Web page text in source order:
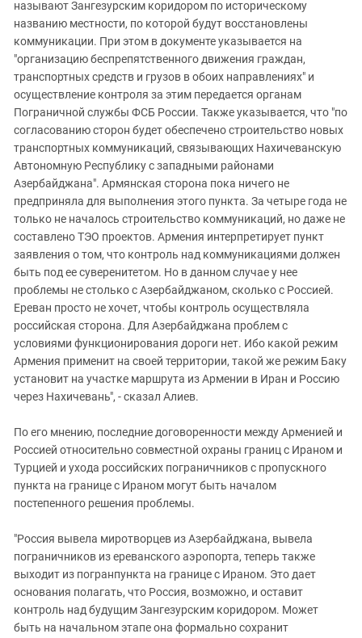
называют Зангезурским коридором по историческому
названию местности, по которой будут восстановлены
коммуникации. При этом в документе указывается на
"организацию беспрепятственного движения граждан,
транспортных средств и грузов в обоих направлениях" и
осуществление контроля за этим передается органам
Пограничной службы ФСБ России. Также указывается, что "по
согласованию сторон будет обеспечено строительство новых
транспортных коммуникаций, связывающих Нахичеванскую
Автономную Республику с западными районами
Азербайджана". Армянская сторона пока ничего не
предприняла для выполнения этого пункта. За четыре года не
только не началось строительство коммуникаций, но даже не
составлено ТЭО проектов. Армения интерпретирует пункт
заявления о том, что контроль над коммуникациями должен
быть под ее суверенитетом. Но в данном случае у нее
проблемы не столько с Азербайджаном, сколько с Россией.
Ереван просто не хочет, чтобы контроль осуществляла
российская сторона. Для Азербайджана проблем с
условиями функционирования дороги нет. Ибо какой режим
Армения применит на своей территории, такой же режим Баку
установит на участке маршрута из Армении в Иран и Россию
через Нахичевань", - сказал Алиев.
По его мнению, последние договоренности между Арменией и
Россией относительно совместной охраны границ с Ираном и
Турцией и ухода российских пограничников с пропускного
пункта на границе с Ираном могут быть началом
постепенного решения проблемы.
"Россия вывела миротворцев из Азербайджана, вывела
пограничников из ереванского аэропорта, теперь также
выходит из погранпункта на границе с Ираном. Это дает
основания полагать, что Россия, возможно, и оставит
контроль над будущим Зангезурским коридором. Может
быть на начальном этапе она формально сохранит